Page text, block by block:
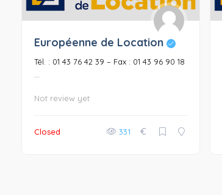
Européenne de Location
Tél. : 01 43 76 42 39 – Fax : 01 43 96 90 18
...
Not review yet
Closed 331 €